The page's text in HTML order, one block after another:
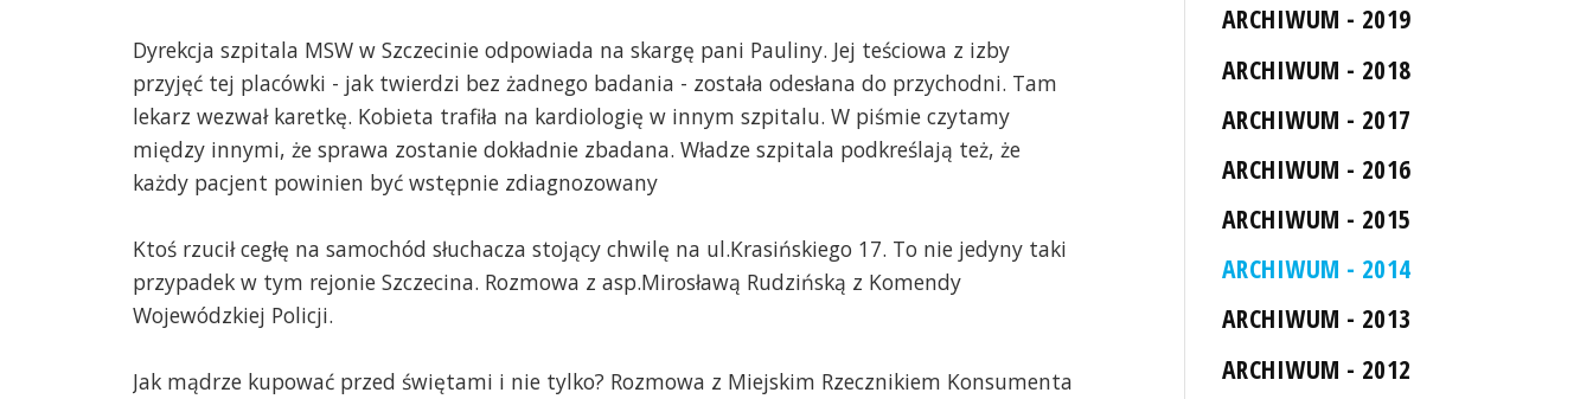
Dyrekcja szpitala MSW w Szczecinie odpowiada na skargę pani Pauliny. Jej teściowa z izby
przyjęć tej placówki - jak twierdzi bez żadnego badania - została odesłana do przychodni. Tam
lekarz wezwał karetkę. Kobieta trafiła na kardiologię w innym szpitalu. W piśmie czytamy
między innymi, że sprawa zostanie dokładnie zbadana. Władze szpitala podkreślają też, że
każdy pacjent powinien być wstępnie zdiagnozowany
Ktoś rzucił cegłę na samochód słuchacza stojący chwilę na ul.Krasińskiego 17. To nie jedyny taki
przypadek w tym rejonie Szczecina. Rozmowa z asp.Mirosławą Rudzińską z Komendy
Wojewódzkiej Policji.
Jak mądrze kupować przed świętami i nie tylko? Rozmowa z Miejskim Rzecznikiem Konsumenta
ARCHIWUM - 2019
ARCHIWUM - 2018
ARCHIWUM - 2017
ARCHIWUM - 2016
ARCHIWUM - 2015
ARCHIWUM - 2014
ARCHIWUM - 2013
ARCHIWUM - 2012